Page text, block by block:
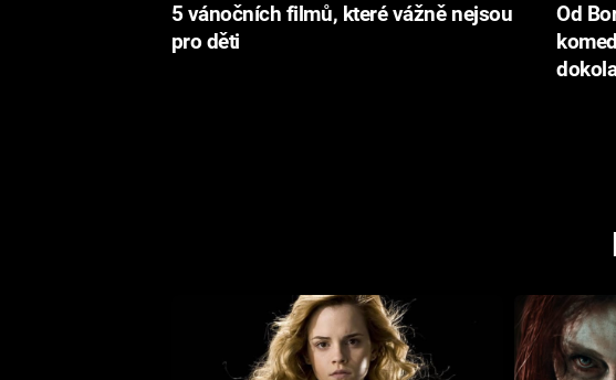
5 vánočních filmů, které vážně nejsou
pro děti
Od